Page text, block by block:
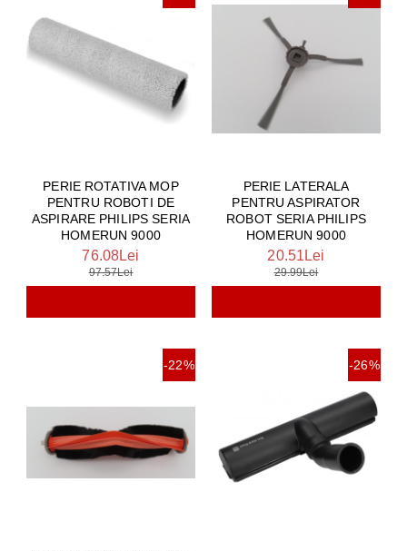
PERIE ROTATIVA MOP
PENTRU ROBOTI DE
ASPIRARE PHILIPS SERIA
HOMERUN 9000
76.08Lei
97.57Lei
PERIE LATERALA
PENTRU ASPIRATOR
ROBOT SERIA PHILIPS
HOMERUN 9000
20.51Lei
29.99Lei
-22% -26%